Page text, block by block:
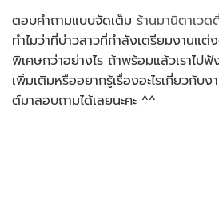
ตอบคำถามแบบจัดเต็ม ร้านมานิตาเวด
ทำไมว่าที่บ่าวสาวที่กำลังเตรียมงานแ
พิเศษกว่าอย่างไร ถ้าพร้อมแล้วเราไปฟั
เพิ่มเติมหรืออยากรู้เรื่องอะไรเกี่ยวกับ
ต์มาสอบถามได้เลยนะคะ ^^